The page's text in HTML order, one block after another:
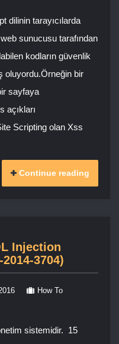
dilinin tarayıcılarda
sunucusu tarafından
kodların güvenlik
oluyordu.Örneğin bir
sayfaya
açıkları
Scripting olan Xss
Continue reading
Injection
3704)
How To
sistemidir. 15